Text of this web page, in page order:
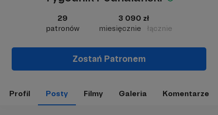
29
patronów
3 090 zł
miesięcznie
łącznie
Zostań Patronem
Profil Posty Filmy Galeria Komentarze